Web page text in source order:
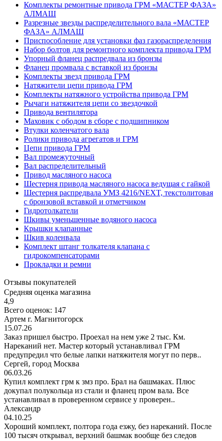
Комплекты ремонтные привода ГРМ «МАСТЕР ФАЗА»
АЛМАШ
Разрезные звезды распределительного вала «МАСТЕР
ФАЗА» АЛМАШ
Приспособление для установки фаз газораспределения
Набор болтов для ремонтного комплекта привода ГРМ
Упорный фланец распредвала из бронзы
Фланец промвала с вставкой из бронзы
Комплекты звезд привода ГРМ
Натяжители цепи привода ГРМ
Комплекты натяжного устройства привода ГРМ
Рычаги натяжителя цепи со звездочкой
Привода вентилятора
Маховик с ободом в сборе с подшипником
Втулки коленчатого вала
Ролики привода агрегатов и ГРМ
Цепи привода ГРМ
Вал промежуточный
Вал распределительный
Привод масляного насоса
Шестерня привода масляного насоса ведущая с гайкой
Шестерня распредвала УМЗ 4216/NEXT, текстолитовая
с бронзовой вставкой и отметчиком
Гидротолкатели
Шкивы уменьшенные водяного насоса
Крышки клапанные
Шкив коленвала
Комплект штанг толкателя клапана с
гидрокомпенсаторами
Прокладки и ремни
Отзывы покупателей
Средняя оценка магазина
4,9
Всего оценок: 147
Артем г. Магнитогорск
15.07.26
Заказ пришел быстро. Проехал на нем уже 2 тыс. Км.
Нареканий нет. Мастер который устанавливал ГРМ
предупредил что белые лапки натяжителя могут по перв..
Сергей, город Москва
06.03.26
Купил комплект грм к змз про. Брал на башмаках. Плюс
докупал полукольца из стали и фланец пром вала. Все
устанавливал в проверенном сервисе у проверен..
Александр
04.10.25
Хороший комплект, полтора года езжу, без нареканий. После
100 тысяч открывал, верхний башмак вообще без следов